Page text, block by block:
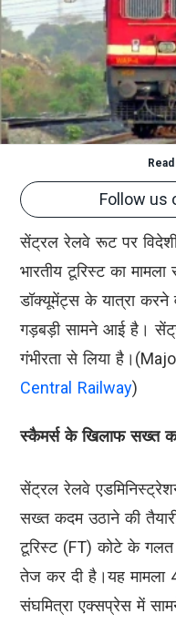
Follow us
सेंट्रल रेलवे रूट पर
भारतीय टूरिस्ट का
डॉक्यूमेंट्स के यात्रा करने
गड़बड़ी सामने आई है।
गंभीरता से लिया
Central Railway)
स्कैमर्स के खिलाफ सख्त
सेंट्रल रेलवे
सख्त कदम उठाने की
टूरिस्ट (FT) कोटे के
तेज कर दी है।यह मामला
संघमित्रा एक्सप्रेस में